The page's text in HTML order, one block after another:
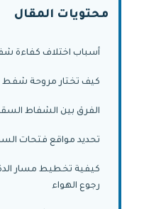
محتويات المقال
أسباب اختلاف كفاءة
كيف تختار مروحة
الفرق بين الشفاط
تحديد مواقع فتحات
كيفية تخطيط مسار
رجوع الهواء